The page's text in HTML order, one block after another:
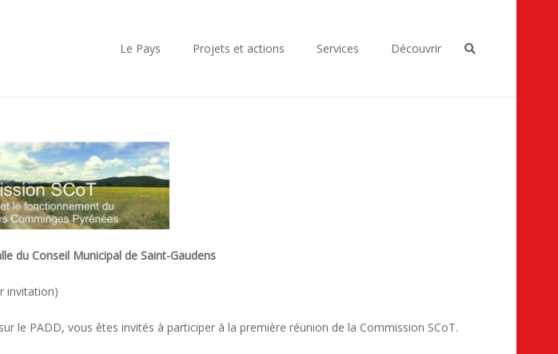
Le Pays Projets et actions Services Découvrir
du Conseil Municipal de Saint-Gaudens
invitation)
le PADD, vous êtes invités à participer à la première réunion de la Commission SCoT.